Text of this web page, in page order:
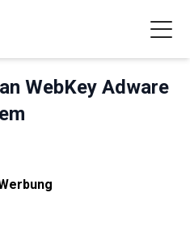
WebKey Adware